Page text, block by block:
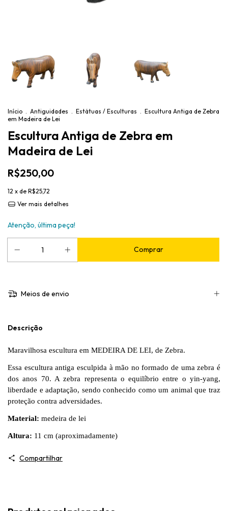
Início . Antiguidades . Estátuas / Esculturas . Escultura Antiga de Zebra
em Madeira de Lei
Escultura Antiga de Zebra em
Madeira de Lei
R$250,00
12 x de R$25,72
Ver mais detalhes
Atenção, última peça!
Meios de envio
Descrição
Maravilhosa escultura em MEDEIRA DE LEI, de Zebra.
Essa escultura antiga esculpida à mão no formado de uma zebra é
dos anos 70. A zebra representa o equilíbrio entre o yin-yang,
liberdade e adaptação, sendo conhecido como um animal que traz
proteção contra adversidades.
Material: medeira de lei
Altura: 11 cm (aproximadamente)
Compartilhar